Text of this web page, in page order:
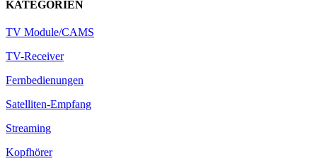
KATEGORIEN
TV Module/CAMS
TV-Receiver
Fernbedienungen
Satelliten-Empfang
Streaming
Kopfhörer